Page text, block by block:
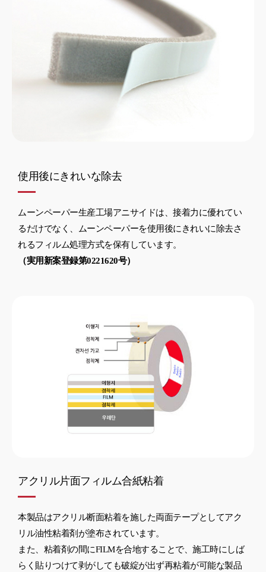
使用後にきれいな除去
ムーンペーパー生産工場アニサイドは、接着力に優れてい
るだけでなく、ムーンペーパーを使用後にきれいに除去さ
れるフィルム処理方式を保有しています。
（実用新案登録第0221620号）
アクリル片面フィルム合紙粘着
本製品はアクリル断面粘着を施した両面テープとしてアク
リル油性粘着剤が塗布されています。
また、粘着剤の間にFILMを合地することで、施工時にしば
らく貼りつけて剥がしても破綻が出ず再粘着が可能な製品